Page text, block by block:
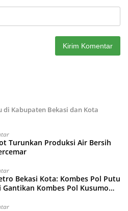
Kabupaten Bekasi dan Kota
Turunkan Produksi Air Bersih
Bekasi Kota: Kombes Pol Putu
Gantikan Kombes Pol Kusumo